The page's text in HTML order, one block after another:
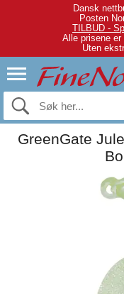
Dansk
Posten
TILBUD -
Alle prisene
Uten
GreenGate